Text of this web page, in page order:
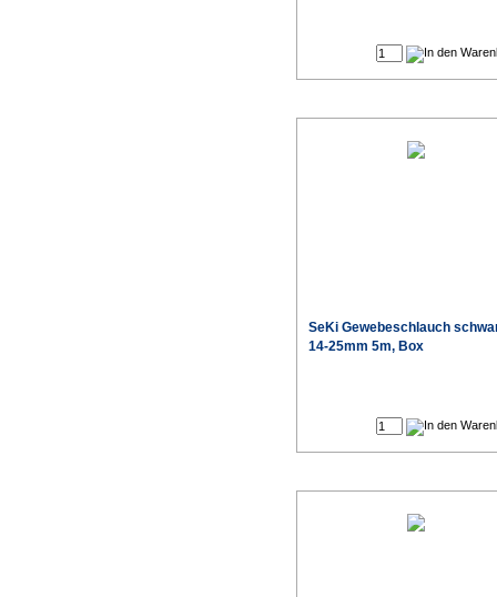
SeKi Gewebeschlauch
14-25mm 5m, Box